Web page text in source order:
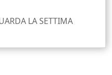
LA SETTIMA